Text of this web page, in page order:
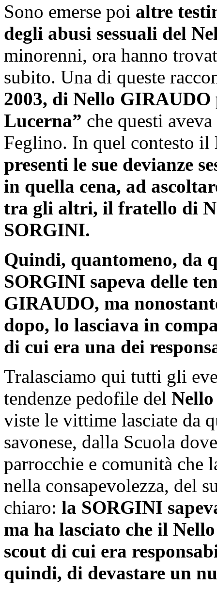
Sono emerse poi altre
degli abusi sessuali del
minorenni, ora hanno
subito. Una di queste
2003, di Nello
Lucerna” che questi
Feglino. In quel contesto il
presenti le sue devianze
in quella cena, ad
tra gli altri, il fratello di
SORGINI.
Quindi, quantomeno, da
SORGINI sapeva delle
GIRAUDO, ma
dopo, lo lasciava in
di cui era una dei
Tralasciamo qui tutti gli
tendenze pedofile del
viste le vittime lasciate da
savonese, dalla Scuola
parrocchie e comunità che
nella consapevolezza, del
chiaro: la SORGINI
ma ha lasciato che il
scout di cui era
quindi, di devastare un